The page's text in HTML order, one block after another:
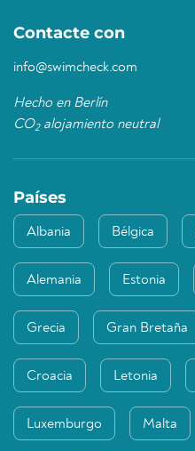
Contacte con
info@swimcheck.com
Hecho en Berlín
CO2alojamiento neutral
Países
Albania Bélgica
Alemania Estonia
Grecia Gran Bretaña
Croacia Letonia
Luxemburgo Malta